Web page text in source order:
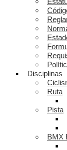
Disciplinas
Ruta
Pista
BMX